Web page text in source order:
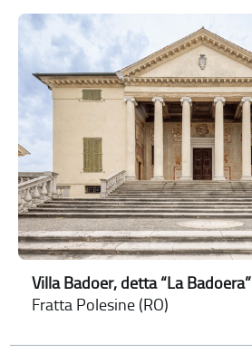
Villa Badoer, detta “La Badoera”
Fratta Polesine (RO)